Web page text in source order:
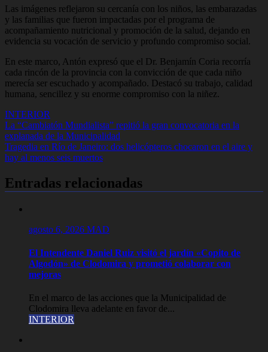
Las imágenes reflejaron su cercanía con los niños, las embarazadas
y las familias que fueron impactadas por el programa de
acompañamiento nutricional y promoción de la salud, dejando en
evidencia su vocación de servicio y profundo compromiso social.
En este marco, Antón expresó que el Dr. Benjamín Coria recorría
cada rincón de la provincia con la convicción de que cada niño
merecía ser escuchado y acompañado. Destacó su trabajo, calidad
humana, sencillez y su enorme compromiso con la niñez.
INTERIOR
Navegación
de
entradas
La “Cambiatón Mundialista” repitió la gran convocatoria en la
explanada de la Municipalidad
Tragedia en Río de Janeiro: dos helicópteros chocaron en el aire y
hay al menos seis muertos
Entradas relacionadas
agosto 6, 2026 MAD
El Intendente Daniel Ruiz visitó el jardín «Copito de
Algodón» de Clodomira y prometió colaborar con
mejoras
En el marco de las acciones que la Municipalidad de
Clodomira lleva adelante en favor de...
INTERIOR